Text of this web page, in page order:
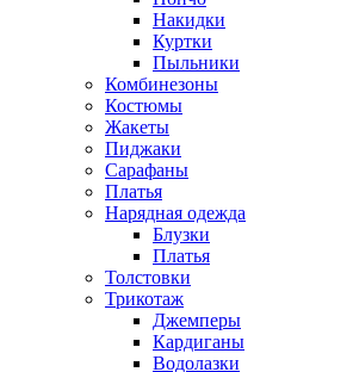
Накидки
Куртки
Пыльники
Комбинезоны
Костюмы
Жакеты
Пиджаки
Сарафаны
Платья
Нарядная одежда
Блузки
Платья
Толстовки
Трикотаж
Джемперы
Кардиганы
Водолазки